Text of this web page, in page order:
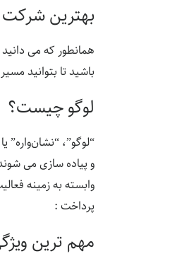
بهترین
همانطور که می
باشید تا بتوانید
لوگو چیست؟
“لوگو”،
و پیاده سازی می
وابسته به زمینه
پرداخت :
مهم ترین